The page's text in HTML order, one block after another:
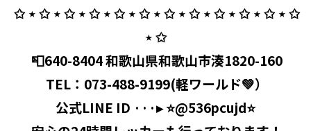
⁡ ✩ ⋆ ✩ ⋆ ✩ ⋆ ✩ ⋆ ✩ ⋆ ✩ ⋆ ✩ ⋆ ✩ ⋆ ✩ ⋆ ✩ ⋆ ✩ ⋆ ✩
⋆ ✩
⁡ 📮640-8404 和歌山県和歌山市湊1820-160
⁡ TEL： 073-488-9199(軽ワールド💚）
公式LINE ID ···▸ ⭐️@536pcujd⭐️